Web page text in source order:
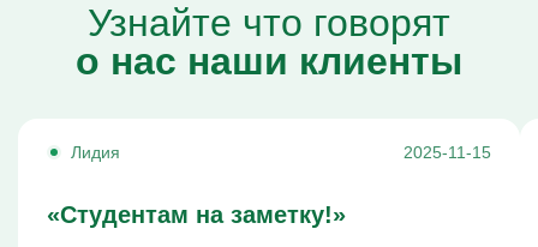
Узнайте что говорят
о нас наши клиенты
Лидия 2025-11-15
«Студентам на заметку!»